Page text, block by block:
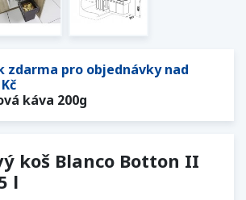
zdarma pro objednávky nad
káva 200g
koš Blanco Botton II
l